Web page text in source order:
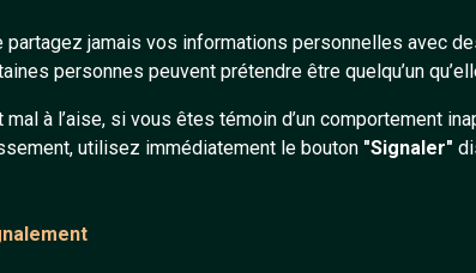
jamais vos informations personnelles avec
personnes peuvent prétendre être quelqu’un
à l’aise, si vous êtes témoin d’un comportement
utilisez immédiatement le bouton "Signaler"